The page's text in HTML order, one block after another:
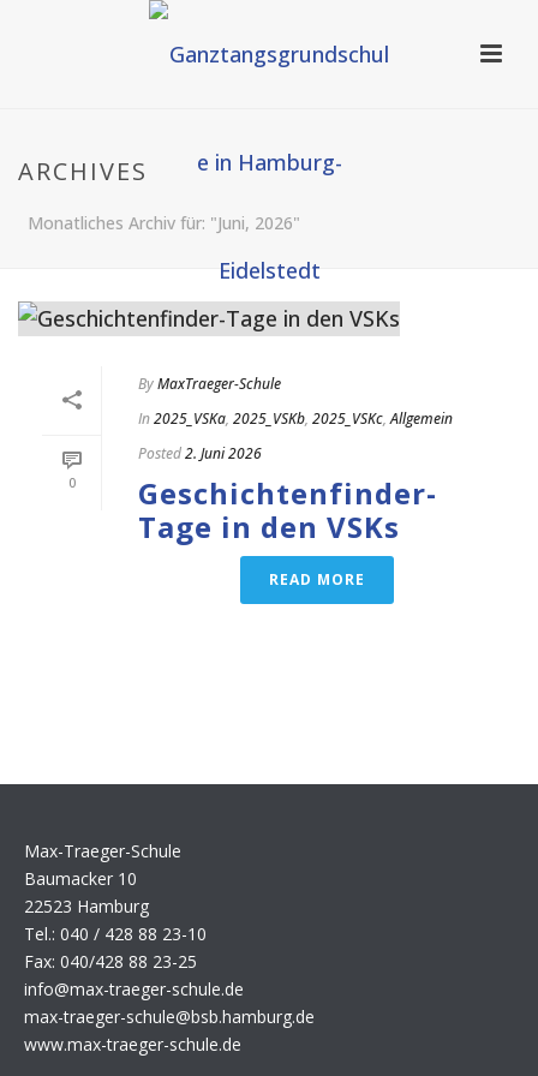
ARCHIVES
Monatliches Archiv für: "Juni, 2026"
0
ByMaxTraeger-Schule
In2025_VSKa, 2025_VSKb, 2025_VSKc,Allgemein
Posted2. Juni 2026
Geschichtenfinder-
Tage in den VSKs
READ MORE
Max-Traeger-Schule
Baumacker 10
22523 Hamburg
Tel.: 040 / 428 88 23-10
Fax: 040/428 88 23-25
info@max-traeger-schule.de
max-traeger-schule@bsb.hamburg.de
www.max-traeger-schule.de